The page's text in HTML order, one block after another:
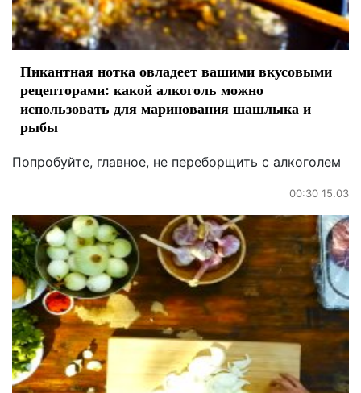
Пикантная нотка овладеет вашими вкусовыми
рецепторами: какой алкоголь можно
использовать для маринования шашлыка и
рыбы
Попробуйте, главное, не переборщить с алкоголем
00:30 15.03